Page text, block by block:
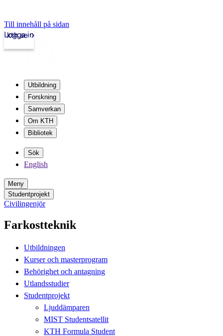
Till innehåll på sidan
kth.se
Logga in
Utbildning
Forskning
Samverkan
Om KTH
Bibliotek
Sök
English
Meny
Studentprojekt
Civilingenjör
Farkostteknik
Utbildningen
Kurser och masterprogram
Behörighet och antagning
Utlandsstudier
Studentprojekt
Ljuddämparen
MIST Studentsatellit
KTH Formula Student